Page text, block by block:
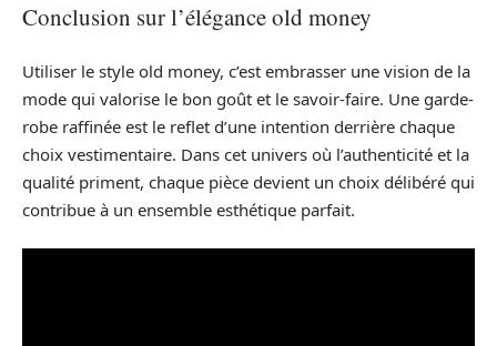
Conclusion sur l’élégance old money
Utiliser le style old money, c’est embrasser une vision de la
mode qui valorise le bon goût et le savoir-faire. Une garde-
robe raffinée est le reflet d’une intention derrière chaque
choix vestimentaire. Dans cet univers où l’authenticité et la
qualité priment, chaque pièce devient un choix délibéré qui
contribue à un ensemble esthétique parfait.